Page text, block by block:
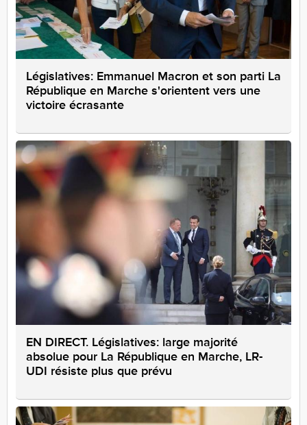
Législatives: Emmanuel Macron et son parti La
République en Marche s'orientent vers une
victoire écrasante
EN DIRECT. Législatives: large majorité
absolue pour La République en Marche, LR-
UDI résiste plus que prévu